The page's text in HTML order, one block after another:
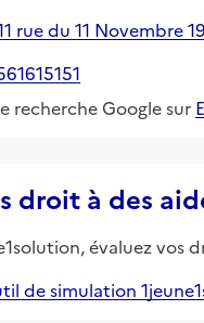
rue du 11 Novembre
recherche Google sur
droit à des
évaluez vos
de simulation